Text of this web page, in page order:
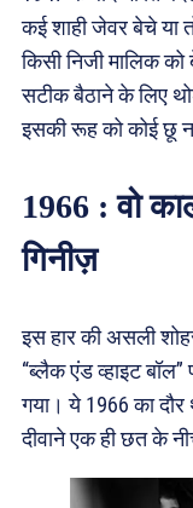
कई शाही जेवर बेचे या
किसी निजी मालिक
सटीक बैठाने के लिए
इसकी रूह को कोई छू
1966 : वो
गिनीज़
इस हार की असली
“ब्लैक एंड व्हाइट
गया। ये 1966 का
दीवाने एक ही छत के